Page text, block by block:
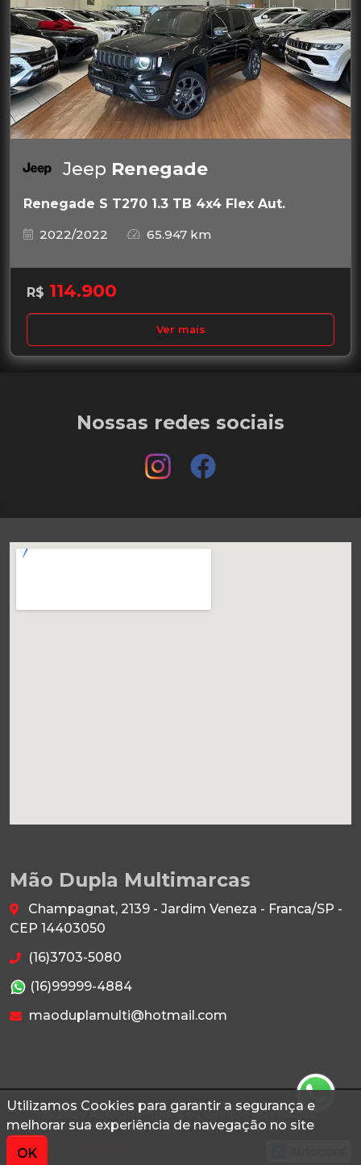
Utilizamos Cookies para garantir a segurança e
melhorar sua experiência de navegação no site
OK
Jeep Renegade
Renegade S T270 1.3 TB 4x4 Flex Aut.
2022/2022
65.947 km
R$ 114.900
Ver mais
Nossas redes sociais
Mão Dupla Multimarcas
Champagnat, 2139 - Jardim Veneza - Franca/SP -
CEP 14403050
(16)3703-5080
(16)99999-4884
maoduplamulti@hotmail.com
© 2026 Autoconf. Todos os direitos reservados.
Termos